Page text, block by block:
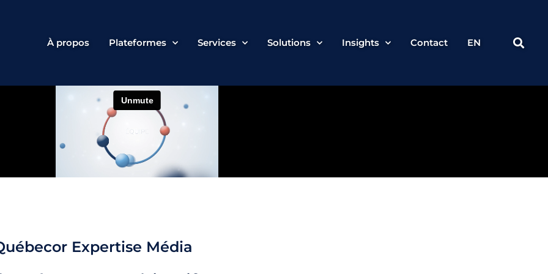
À propos Plateformes Services Solutions Insights Contact EN
Expertise Média